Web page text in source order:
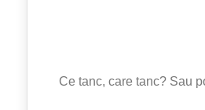
Ce tanc, care tanc? Sau